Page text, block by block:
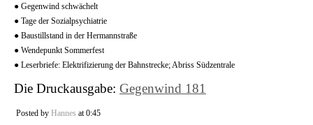
● Gegenwind schwächelt
● Tage der Sozialpsychiatrie
● Baustillstand in der Hermannstraße
● Wendepunkt Sommerfest
● Leserbriefe: Elektrifizierung der Bahnstrecke; Abriss Südzentrale
Die Druckausgabe: Gegenwind 181
Posted by Hannes at 0:45